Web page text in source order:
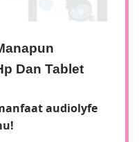
Dan Tablet
audiolyfe
!